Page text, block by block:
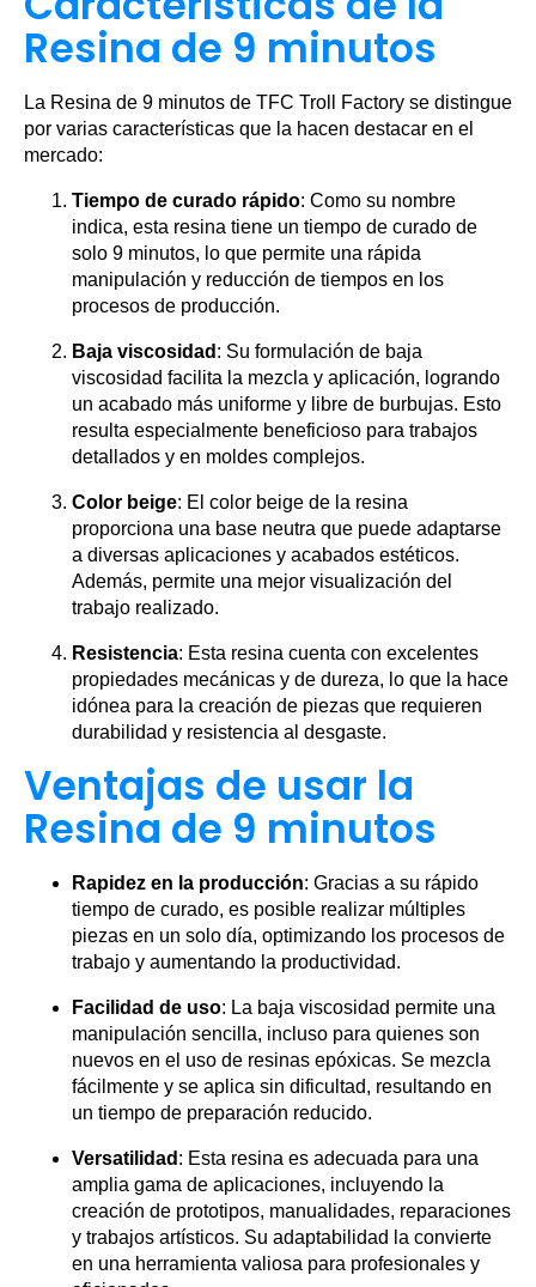
Resina de 9 minutos
La Resina de 9 minutos de TFC Troll Factory se distingue
por varias características que la hacen destacar en el
mercado:
Tiempo de curado rápido: Como su nombre
indica, esta resina tiene un tiempo de curado de
solo 9 minutos, lo que permite una rápida
manipulación y reducción de tiempos en los
procesos de producción.
Baja viscosidad : Su formulación de baja
viscosidad facilita la mezcla y aplicación, logrando
un acabado más uniforme y libre de burbujas. Esto
resulta especialmente beneficioso para trabajos
detallados y en moldes complejos.
Color beige: El color beige de la resina
proporciona una base neutra que puede adaptarse
a diversas aplicaciones y acabados estéticos.
Además, permite una mejor visualización del
trabajo realizado.
Resistencia: Esta resina cuenta con excelentes
propiedades mecánicas y de dureza, lo que la hace
idónea para la creación de piezas que requieren
durabilidad y resistencia al desgaste.
Ventajas de usar la
Resina de 9 minutos
Rapidez en la producción: Gracias a su rápido
tiempo de curado, es posible realizar múltiples
piezas en un solo día, optimizando los procesos de
trabajo y aumentando la productividad.
Facilidad de uso: La baja viscosidad permite una
manipulación sencilla, incluso para quienes son
nuevos en el uso de resinas epóxicas. Se mezcla
fácilmente y se aplica sin dificultad, resultando en
un tiempo de preparación reducido.
Versatilidad : Esta resina es adecuada para una
amplia gama de aplicaciones, incluyendo la
creación de prototipos, manualidades, reparaciones
y trabajos artísticos. Su adaptabilidad la convierte
en una herramienta valiosa para profesionales y